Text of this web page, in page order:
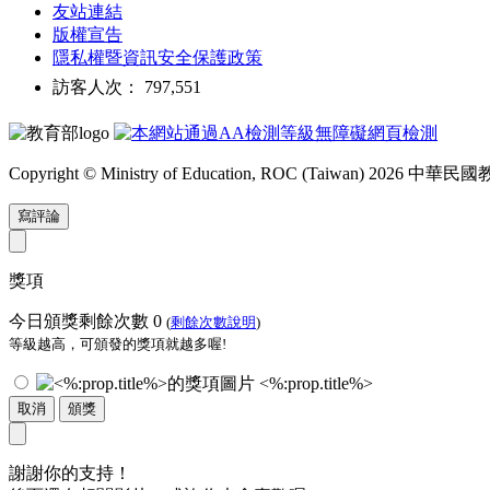
友站連結
版權宣告
隱私權暨資訊安全保護政策
訪客人次： 797,551
Copyright © Ministry of Education, ROC (Taiwan) 2026 中華民國
寫評論
獎項
今日頒獎剩餘次數 0 (剩餘次數說明)
等級越高，可頒發的獎項就越多喔!
<%:prop.title%>
取消 頒獎
謝謝你的支持！